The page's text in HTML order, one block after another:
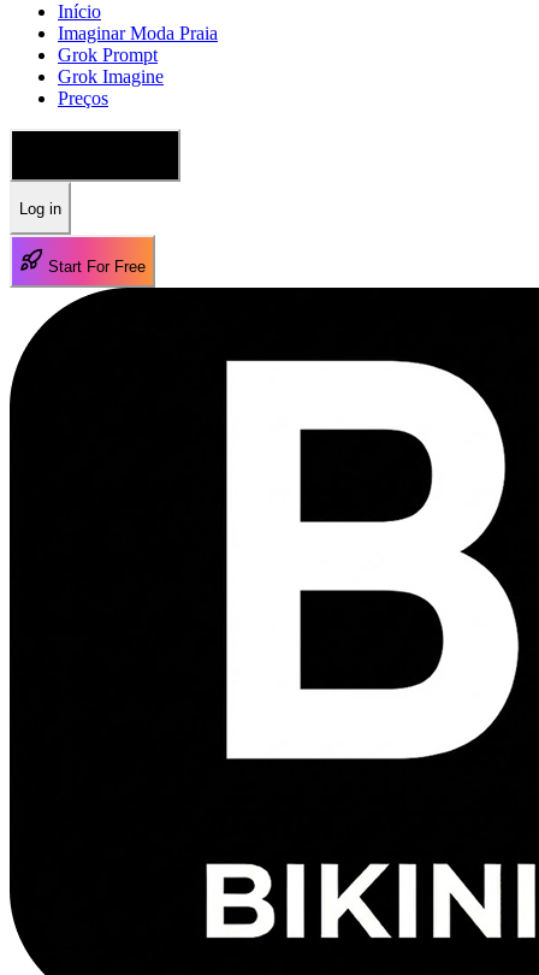
Início
Imaginar Moda Praia
Grok Prompt
Grok Imagine
Preços
Log in
Start For Free